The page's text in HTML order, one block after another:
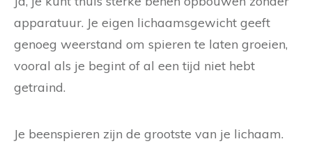
apparatuur. Je eigen lichaamsgewicht geeft
genoeg weerstand om spieren te laten groeien,
vooral als je begint of al een tijd niet hebt
getraind.
Je beenspieren zijn de grootste van je lichaam.